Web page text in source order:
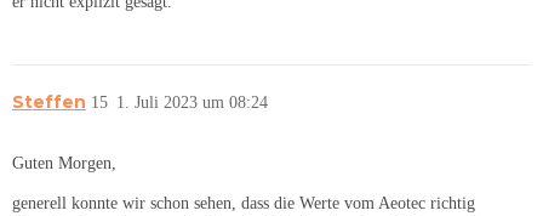
Steffen 1. Juli 2023 um 08:24
15
Guten Morgen,
generell konnte wir schon sehen, dass die Werte vom Aeotec richtig